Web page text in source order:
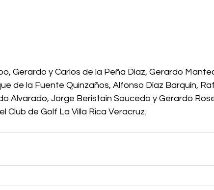
Gerardo y Carlos de la Peña Díaz, Gerardo
de la Fuente Quinzaños, Alfonso Díaz Barquín,
Alvarado, Jorge Beristain Saucedo y Gerardo
Club de Golf La Villa Rica Veracruz.